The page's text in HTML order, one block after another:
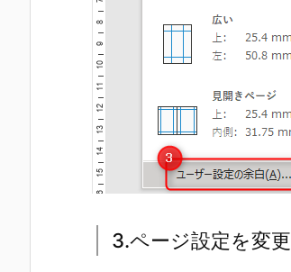
3.ページ設定を変更